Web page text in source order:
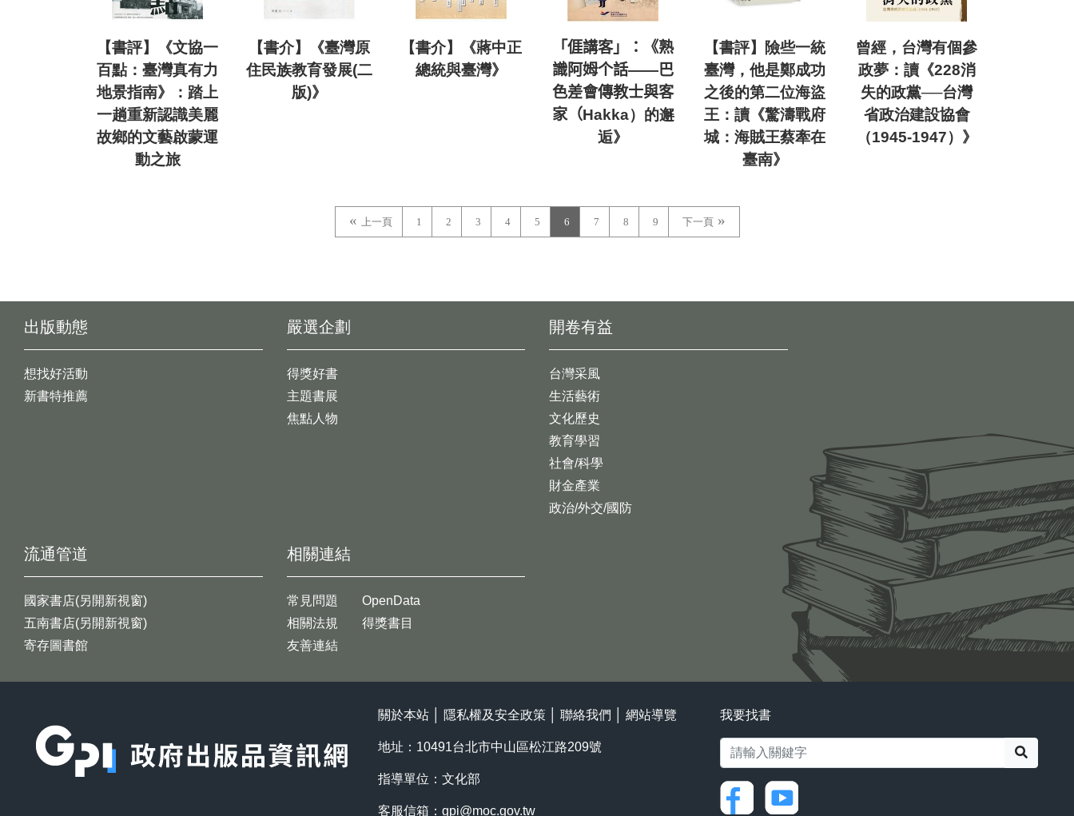
【書評】《文協一
百點：臺灣真有力
地景指南》：踏上
一趟重新認識美麗
故鄉的文藝啟蒙運
動之旅
【書介】《臺灣原
住民族教育發展(二
版)》
【書介】《蔣中正
總統與臺灣》
「𠊎講客」：《熟
識阿姆个話——巴
色差會傳教士與客
家（Hakka）的邂
逅》
【書評】險些一統
臺灣，他是鄭成功
之後的第二位海盜
王：讀《驚濤戰府
城：海賊王蔡牽在
臺南》
曾經，台灣有個參
政夢：讀《228消
失的政黨──台灣
省政治建設協會
（1945-1947）》
上一頁 1 2 3 4 5 6 7 8 9 下一頁
出版動態
想找好活動
新書特推薦
開卷有益
台灣采風
生活藝術
文化歷史
教育學習
社會/科學
財金產業
政治/外交/國防
嚴選企劃
得獎好書
主題書展
焦點人物
流通管道
國家書店(另開新視窗)
五南書店(另開新視窗)
寄存圖書館
相關連結
常見問題
相關法規
友善連結
OpenData
得獎書目
關於本站 隱私權及安全政策 聯絡我們 網站導覽
地址：10491台北市中山區松江路209號
指導單位：文化部
客服信箱： gpi@moc.gov.tw
我要找書